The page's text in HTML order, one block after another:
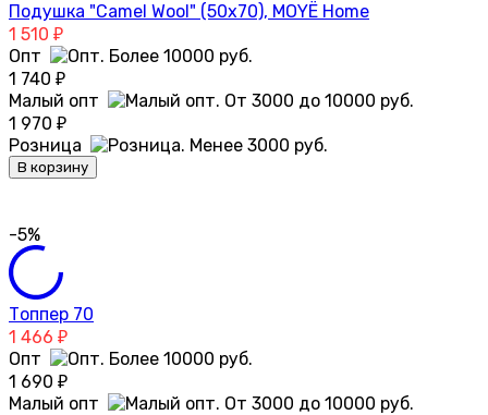
Подушка "Camel Wool" (50х70), MOYЁ Home
1 510 ₽
Опт
1 740 ₽
Малый опт
1 970 ₽
Розница
В корзину
-5%
Топпер 70
1 466 ₽
Опт
1 690 ₽
Малый опт